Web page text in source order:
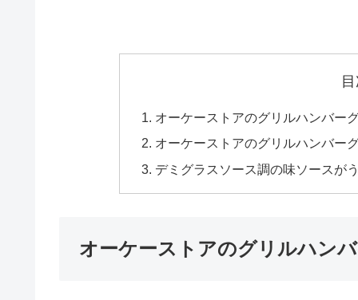
オーケーストアのグリルハンバー
オーケーストアのグリルハンバー
デミグラスソース調の味ソースが
オーケーストアのグリルハン